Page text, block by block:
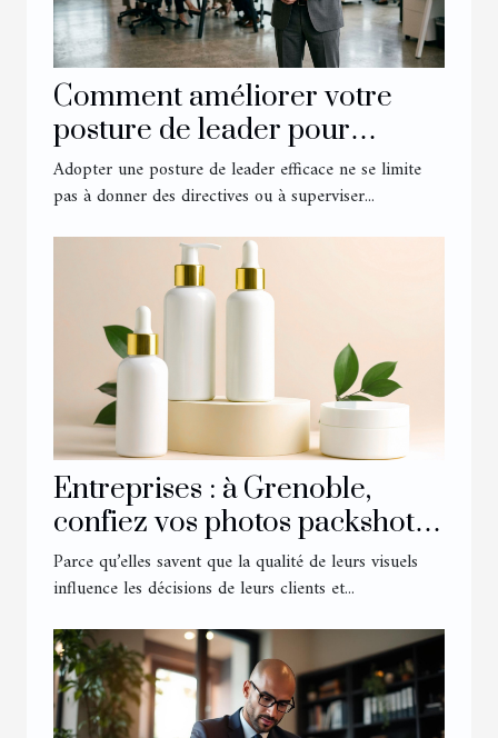
Comment améliorer votre
posture de leader pour
influencer votre équipe ?
Adopter une posture de leader efficace ne se limite
pas à donner des directives ou à superviser...
Entreprises : à Grenoble,
confiez vos photos packshot à
l’agence Urope !
Parce qu’elles savent que la qualité de leurs visuels
influence les décisions de leurs clients et...